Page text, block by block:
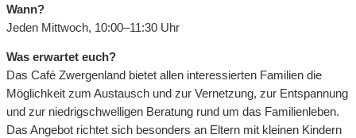
Wann?
Jeden Mittwoch, 10:00–11:30 Uhr
Was erwartet euch?
Das Café Zwergenland bietet allen interessierten Familien die
Möglichkeit zum Austausch und zur Vernetzung, zur Entspannung
und zur niedrigschwelligen Beratung rund um das Familienleben.
Das Angebot richtet sich besonders an Eltern mit kleinen Kindern